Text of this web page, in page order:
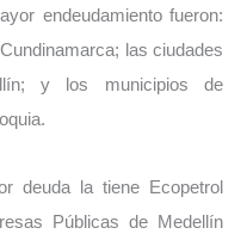
endeudamiento fueron:
las ciudades
y los municipios de
deuda la tiene Ecopetrol
Públicas de Medellín